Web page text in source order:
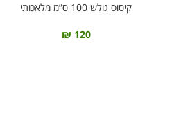
קיסוס גולש 100 ס”מ מלאכותי
₪ 120